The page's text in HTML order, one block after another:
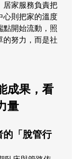
居家服務負責把
心則把家的溫度
點開始流動，照
的努力，而是社
成果，看
量
的「脫管行